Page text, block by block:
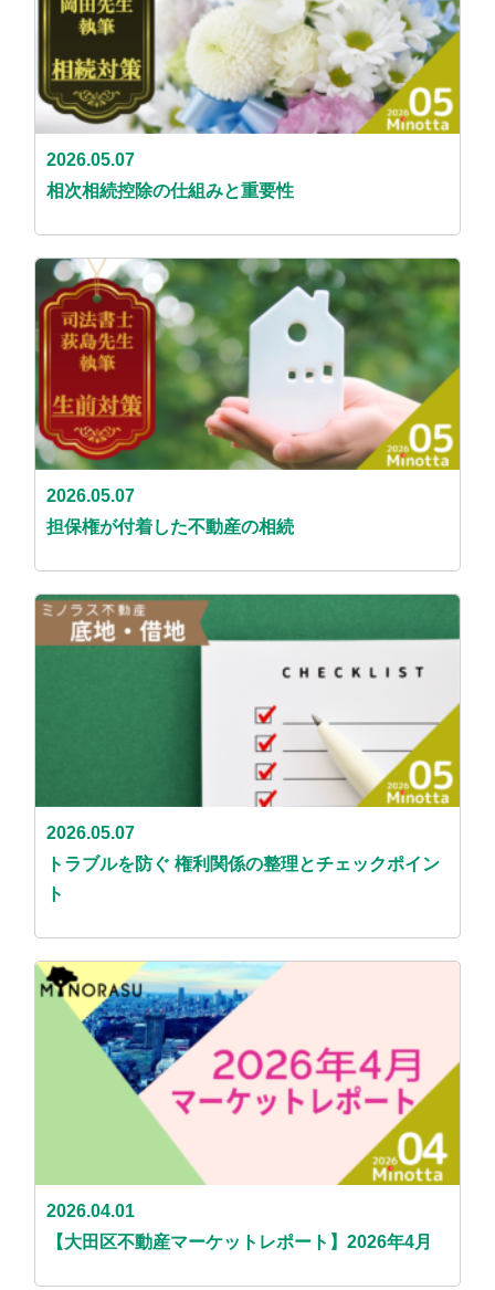
2026.05.07
相次相続控除の仕組みと重要性
2026.05.07
担保権が付着した不動産の相続
2026.05.07
トラブルを防ぐ 権利関係の整理とチェックポイン
ト
2026.04.01
【大田区不動産マーケットレポート】2026年4月